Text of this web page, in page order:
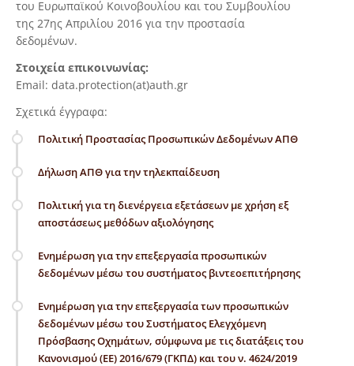
του Ευρωπαϊκού Κοινοβουλίου και του Συμβουλίου
της 27ης Απριλίου 2016 για την προστασία
δεδομένων.
Στοιχεία επικοινωνίας:
Email: data.protection(at)auth.gr
Σχετικά έγγραφα:
Πολιτική Προστασίας Προσωπικών Δεδομένων ΑΠΘ
Δήλωση ΑΠΘ για την τηλεκπαίδευση
Πολιτική για τη διενέργεια εξετάσεων με χρήση εξ
αποστάσεως μεθόδων αξιολόγησης
Ενημέρωση για την επεξεργασία προσωπικών
δεδομένων μέσω του συστήματος βιντεοεπιτήρησης
Ενημέρωση για την επεξεργασία των προσωπικών
δεδομένων μέσω του Συστήματος Ελεγχόμενη
Πρόσβασης Οχημάτων, σύμφωνα με τις διατάξεις του
Κανονισμού (ΕΕ) 2016/679 (ΓΚΠΔ) και του ν. 4624/2019